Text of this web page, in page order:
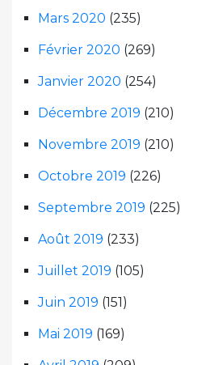
Mars 2020 (235)
Février 2020 (269)
Janvier 2020 (254)
Décembre 2019 (210)
Novembre 2019 (210)
Octobre 2019 (226)
Septembre 2019 (225)
Août 2019 (233)
Juillet 2019 (105)
Juin 2019 (151)
Mai 2019 (169)